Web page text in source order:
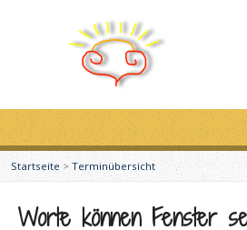
Startseite>Terminübersicht
Worte können Fenster